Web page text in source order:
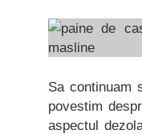
Sa continuam
povestim
aspectul